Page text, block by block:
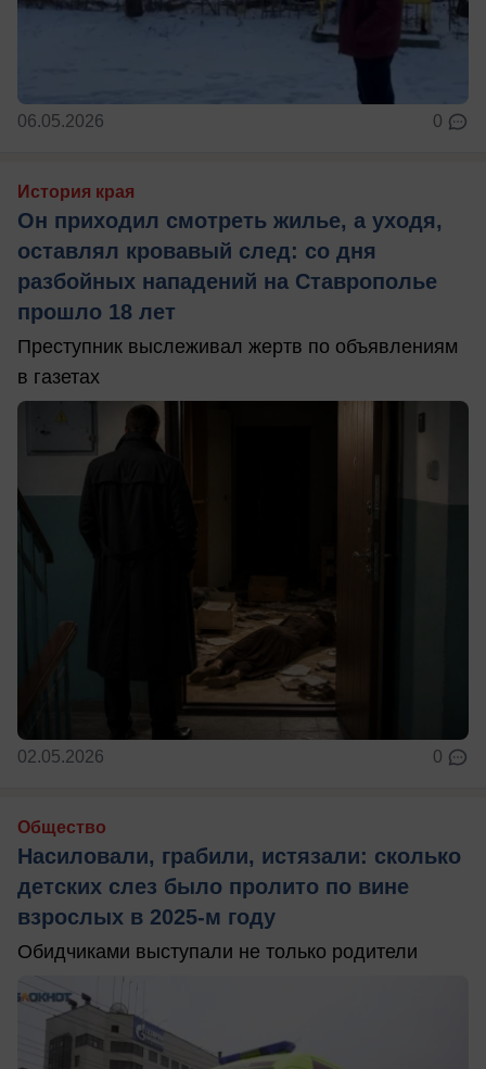
06.05.2026 0
История края
Он приходил смотреть жилье, а уходя,
оставлял кровавый след: со дня
разбойных нападений на Ставрополье
прошло 18 лет
Преступник выслеживал жертв по объявлениям
в газетах
02.05.2026 0
Общество
Насиловали, грабили, истязали: сколько
детских слез было пролито по вине
взрослых в 2025-м году
Обидчиками выступали не только родители